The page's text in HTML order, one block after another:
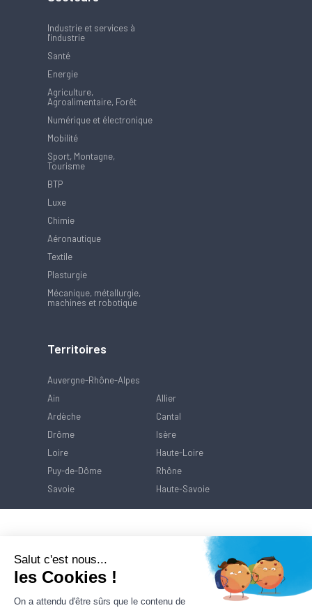
Industrie et services à
l'industrie
Santé
Energie
Agriculture,
Agroalimentaire, Forêt
Numérique et électronique
Mobilité
Sport, Montagne,
Tourisme
BTP
Luxe
Chimie
Aéronautique
Textile
Plasturgie
Mécanique, métallurgie,
machines et robotique
Territoires
Auvergne-Rhône-Alpes
Ain
Allier
Ardèche
Cantal
Drôme
Isère
Loire
Haute-Loire
Puy-de-Dôme
Rhône
Savoie
Haute-Savoie
Salut c'est nous...
les Cookies !
On a attendu d'être sûrs que le contenu de